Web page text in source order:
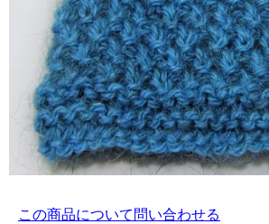
この商品について問い合わせる